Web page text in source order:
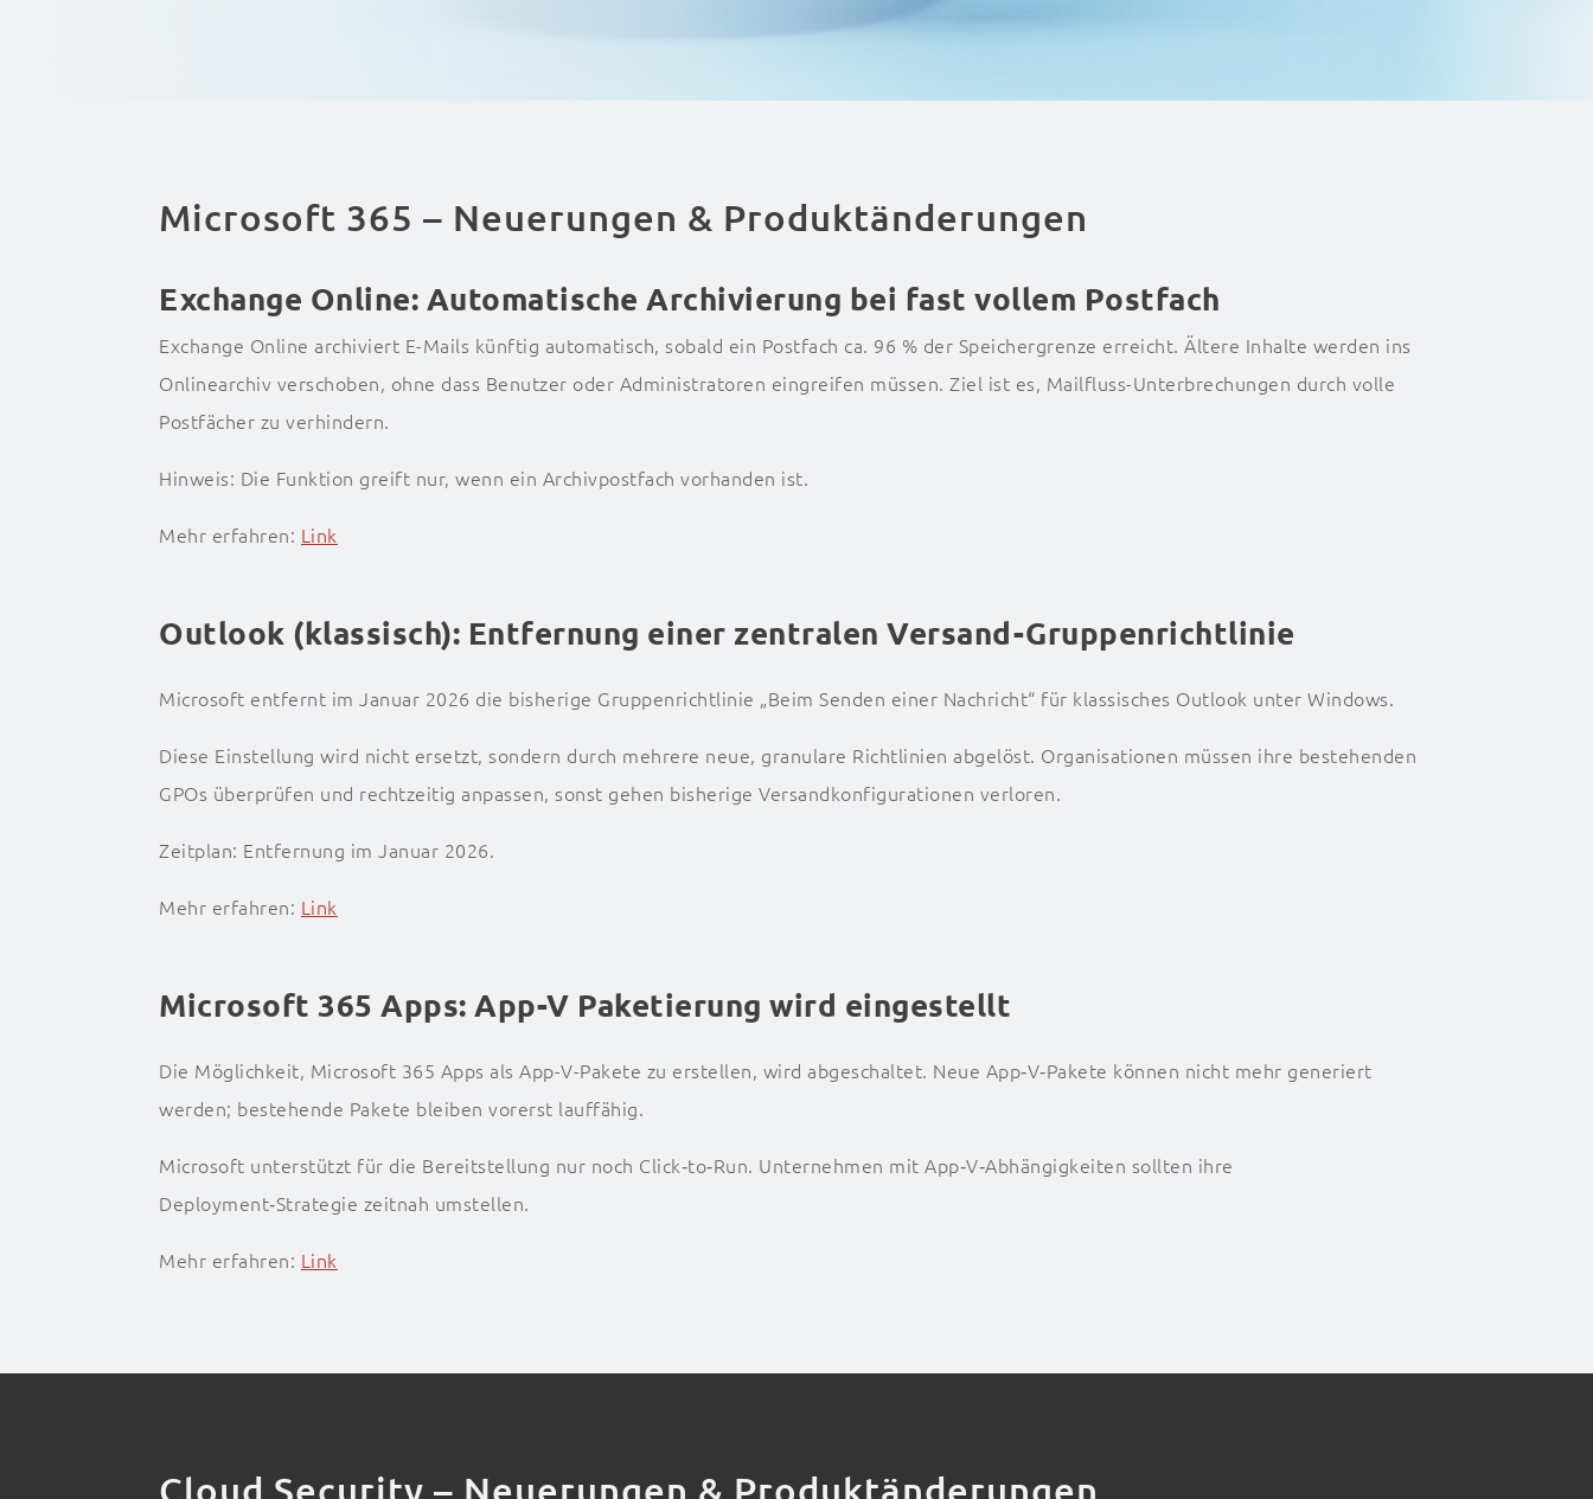
Microsoft 365 – Neuerungen & Produktänderungen
Exchange Online: Automatische Archivierung bei fast vollem Postfach
Exchange Online archiviert E-Mails künftig automatisch, sobald ein Postfach ca. 96 % der Speichergrenze erreicht. Ältere Inhalte werden ins
Onlinearchiv verschoben, ohne dass Benutzer oder Administratoren eingreifen müssen. Ziel ist es, Mailfluss-Unterbrechungen durch volle
Postfächer zu verhindern.
Hinweis: Die Funktion greift nur, wenn ein Archivpostfach vorhanden ist.
Mehr erfahren: Link
Outlook (klassisch): Entfernung einer zentralen Versand-Gruppenrichtlinie
Microsoft entfernt im Januar 2026 die bisherige Gruppenrichtlinie „Beim Senden einer Nachricht“ für klassisches Outlook unter Windows.
Diese Einstellung wird nicht ersetzt, sondern durch mehrere neue, granulare Richtlinien abgelöst. Organisationen müssen ihre bestehenden
GPOs überprüfen und rechtzeitig anpassen, sonst gehen bisherige Versandkonfigurationen verloren.
Zeitplan: Entfernung im Januar 2026.
Mehr erfahren: Link
Microsoft 365 Apps: App-V Paketierung wird eingestellt
Die Möglichkeit, Microsoft 365 Apps als App-V-Pakete zu erstellen, wird abgeschaltet. Neue App‑V‑Pakete können nicht mehr generiert
werden; bestehende Pakete bleiben vorerst lauffähig.
Microsoft unterstützt für die Bereitstellung nur noch Click‑to‑Run. Unternehmen mit App‑V‑Abhängigkeiten sollten ihre
Deployment‑Strategie zeitnah umstellen.
Mehr erfahren: Link
Cloud Security – Neuerungen & Produktänderungen